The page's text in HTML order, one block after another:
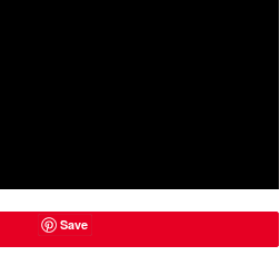
Save